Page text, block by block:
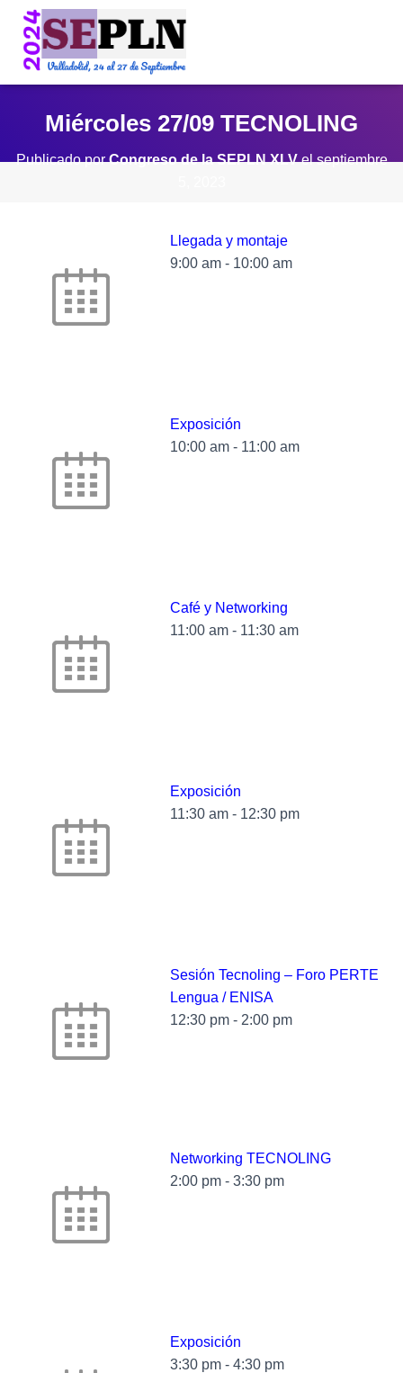
Miércoles 27/09 TECNOLING
Publicado porCongreso de la SEPLN XLVelseptiembre
Llegada y montaje
9:00 am - 10:00 am
Exposición
10:00 am - 11:00 am
Café y Networking
11:00 am - 11:30 am
Exposición
11:30 am - 12:30 pm
Sesión Tecnoling – Foro PERTE
Lengua / ENISA
12:30 pm - 2:00 pm
Networking TECNOLING
2:00 pm - 3:30 pm
Exposición
3:30 pm - 4:30 pm